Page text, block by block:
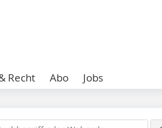
Recht Abo Jobs